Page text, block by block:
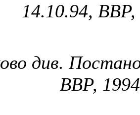
14.10.94,
див.
ВВР,